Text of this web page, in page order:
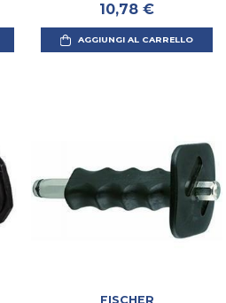
10,78 €
AGGIUNGI AL CARRELLO
FISCHER